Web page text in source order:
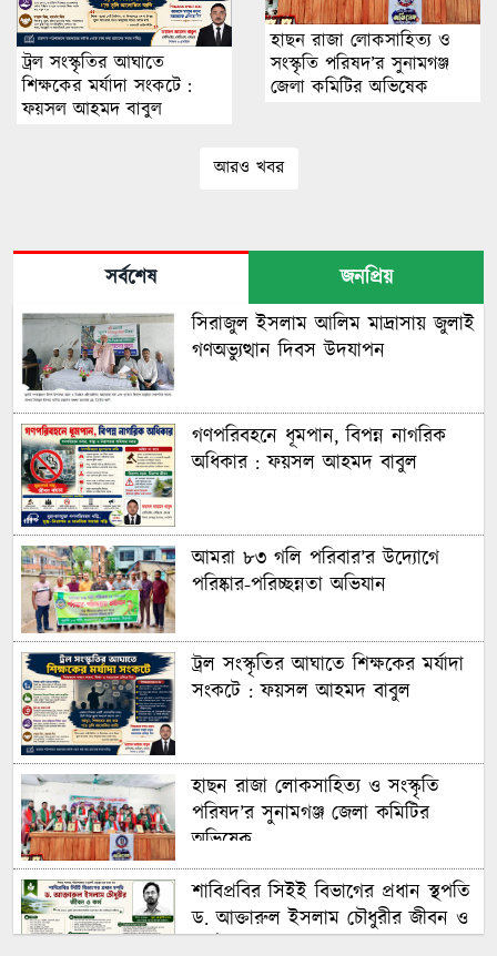
ট্রল সংস্কৃতির আঘাতে
শিক্ষকের মর্যাদা সংকটে :
ফয়সল আহমদ বাবুল
হাছন রাজা লোকসাহিত্য ও
সংস্কৃতি পরিষদ’র সুনামগঞ্জ
জেলা কমিটির অভিষেক
আরও খবর
সর্বশেষ
জনপ্রিয়
সিরাজুল ইসলাম আলিম মাদ্রাসায় জুলাই
গণঅভ্যুত্থান দিবস উদযাপন
গণপরিবহনে ধূমপান, বিপন্ন নাগরিক
অধিকার : ফয়সল আহমদ বাবুল
আমরা ৮৩ গলি পরিবার’র উদ্যোগে
পরিষ্কার-পরিচ্ছন্নতা অভিযান
ট্রল সংস্কৃতির আঘাতে শিক্ষকের মর্যাদা
সংকটে : ফয়সল আহমদ বাবুল
হাছন রাজা লোকসাহিত্য ও সংস্কৃতি
পরিষদ’র সুনামগঞ্জ জেলা কমিটির
অভিষেক
শাবিপ্রবির সিইই বিভাগের প্রধান স্থপতি
ড. আক্তারুল ইসলাম চৌধুরীর জীবন ও